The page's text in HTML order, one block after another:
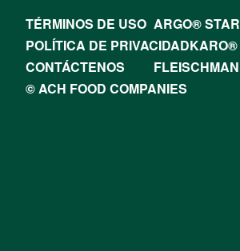
TÉRMINOS DE USO ARGO®
POLÍTICA DE PRIVACIDADKARO®
CONTÁCTENOS
© ACH FOOD COMPANIES